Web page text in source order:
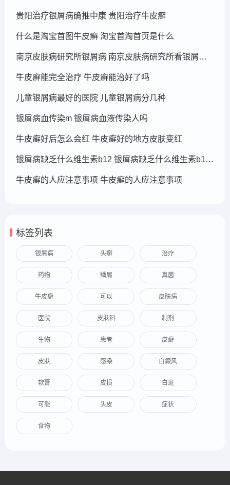
贵阳治疗银屑病确推中康 贵阳治疗牛皮癣
什么是淘宝首图牛皮癣 淘宝首淘首页是什么
南京皮肤病研究所银屑病 南京皮肤病研究所看银屑病哪个医生厉害
牛皮癣能完全治疗 牛皮癣能治好了吗
儿童银屑病最好的医院 儿童银屑病分几种
银屑病血传染m 银屑病血液传染人吗
牛皮癣好后怎么会红 牛皮癣好的地方皮肤变红
银屑病缺乏什么维生素b12 银屑病缺乏什么维生素b12可以补充
牛皮癣的人应注意事项 牛皮癣的人应注意事项
标签列表
银屑病 头癣 治疗
药物 鳞屑 真菌
牛皮癣 可以 皮肤病
医院 皮肤科 制剂
生物 患者 皮癣
皮肤 感染 白癜风
软膏 皮损 白斑
可能 头皮 症状
食物